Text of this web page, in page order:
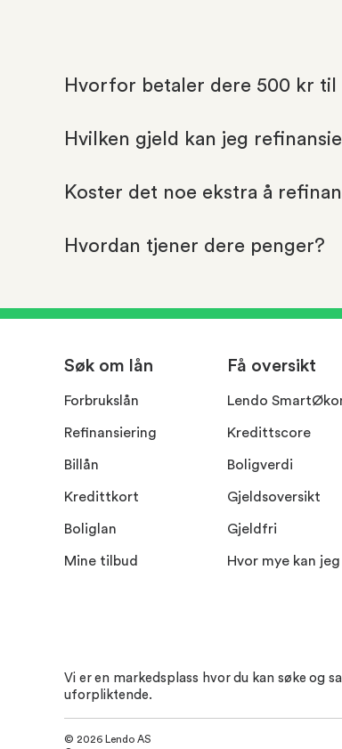
Hvorfor betaler dere 500 kr til
Hvilken gjeld kan jeg
Koster det noe ekstra å
Hvordan tjener dere penger?
Søk om lån
Forbrukslån
Refinansiering
Billån
Kredittkort
Boliglan
Mine tilbud
Få oversikt
Lendo
Kredittscore
Boligverdi
Gjeldsoversikt
Gjeldfri
Hvor mye kan
Vi er en markedsplass hvor du kan søke og
uforpliktende.
© 2026 Lendo AS